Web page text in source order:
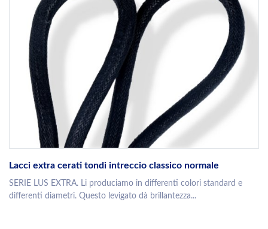
Lacci extra cerati tondi intreccio classico normale
SERIE LUS EXTRA. Li produciamo in differenti colori standard e
differenti diametri. Questo levigato dà brillantezza...